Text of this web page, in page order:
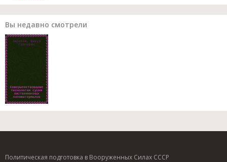
Вы недавно смотрели
Политическая подготовка в Вооруженных Силах СССР